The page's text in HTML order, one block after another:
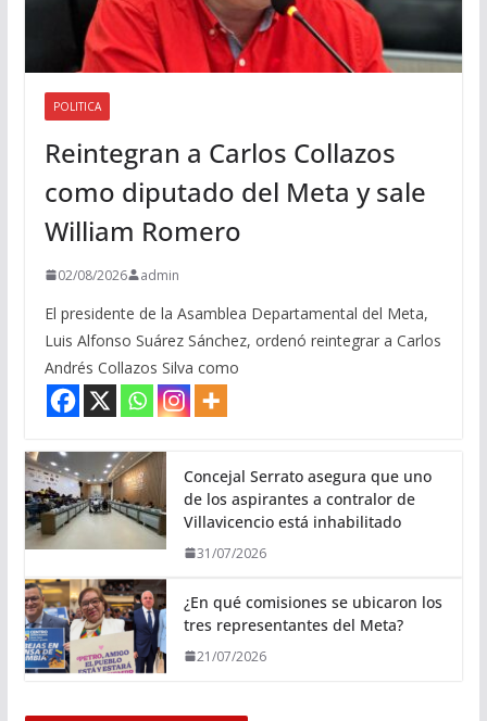
POLITICA
Reintegran a Carlos Collazos
como diputado del Meta y sale
William Romero
02/08/2026 admin
El presidente de la Asamblea Departamental del Meta,
Luis Alfonso Suárez Sánchez, ordenó reintegrar a Carlos
Andrés Collazos Silva como
Concejal Serrato asegura que uno
de los aspirantes a contralor de
Villavicencio está inhabilitado
31/07/2026
¿En qué comisiones se ubicaron los
tres representantes del Meta?
21/07/2026